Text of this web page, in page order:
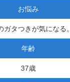
お悩み
ガタつきが気になる。
年齢
37歳